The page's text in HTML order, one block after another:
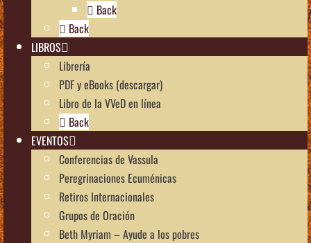
Back
Back
LIBROS
Librería
PDF y eBooks (descargar)
Libro de la VVeD en línea
Back
EVENTOS
Conferencias de Vassula
Peregrinaciones Ecuménicas
Retiros Internacionales
Grupos de Oración
Beth Myriam – Ayude a los pobres